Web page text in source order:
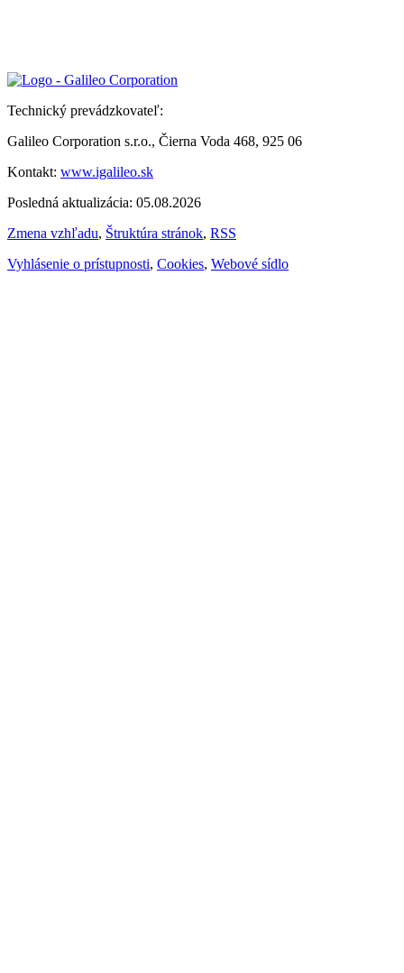
Technický prevádzkovateľ:
Galileo Corporation s.r.o., Čierna Voda 468, 925 06
Kontakt: www.igalileo.sk
Posledná aktualizácia: 05.08.2026
Zmena vzhľadu, Štruktúra stránok, RSS
Vyhlásenie o prístupnosti, Cookies, Webové sídlo